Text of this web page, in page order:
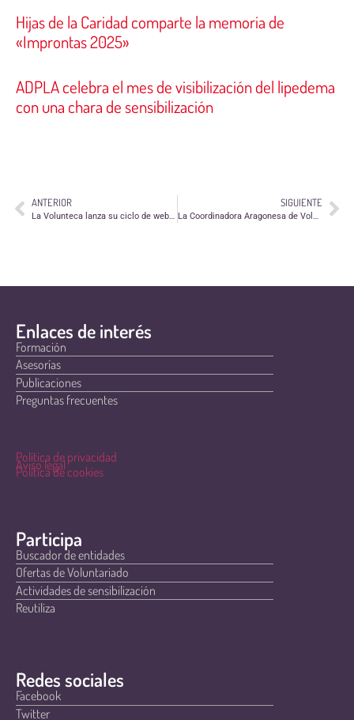
Hijas de la Caridad comparte la memoria de
«Improntas 2025»
ADPLA celebra el mes de visibilización del lipedema
con una chara de sensibilización
ANTERIOR
La Volunteca lanza su ciclo de webinars para entidades de voluntariado
SIGUIENTE
La Coordinadora Aragonesa de Voluntariado se une a la celebración del Año Internacional de las personas voluntarias
Enlaces de interés
Formación
Asesorías
Publicaciones
Preguntas frecuentes
Política de privacidad
Aviso legal
Política de cookies
Participa
Buscador de entidades
Ofertas de Voluntariado
Actividades de sensibilización
Reutiliza
Redes sociales
Facebook
Twitter